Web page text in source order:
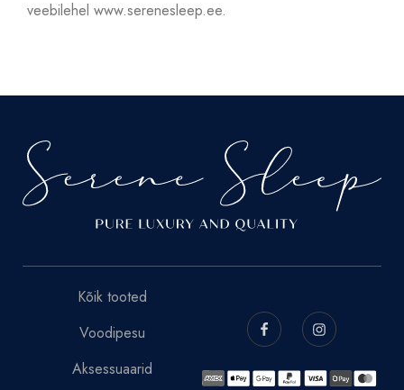
veebilehel www.serenesleep.ee.
Kõik tooted
Voodipesu
Aksessuaarid